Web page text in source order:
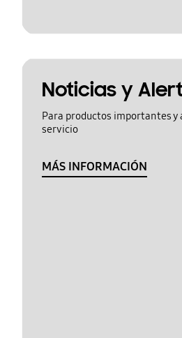
Noticias y
Para productos importantes y
servicio
MÁS INFORMACIÓN